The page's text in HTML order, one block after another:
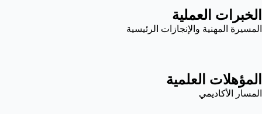
الخبرات العملية
المسيرة المهنية والإنجازات الرئيسية
المؤهلات العلمية
المسار الأكاديمي